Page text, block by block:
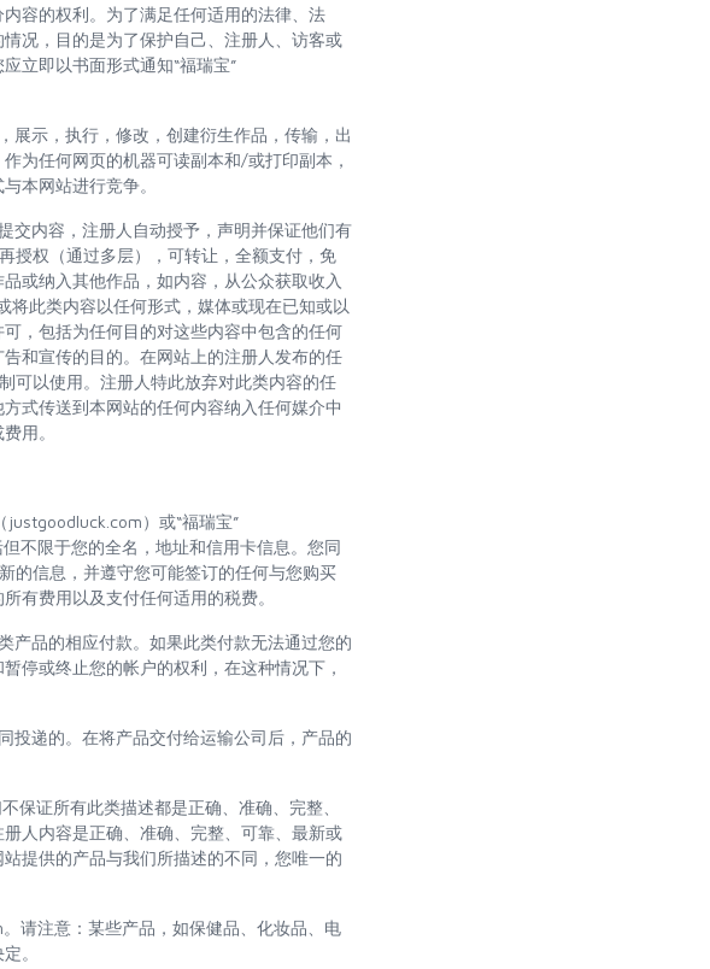
容的权利。为了满足任何适用的法律、法
况，目的是为了保护自己、注册人、访客或
立即以书面形式通知“福瑞宝”
展示，执行，修改，创建衍生作品，传输，出
为任何网页的机器可读副本和/或打印副本，
本网站进行竞争。
交内容，注册人自动授予，声明并保证他们有
授权（通过多层），可转让，全额支付，免
或纳入其他作品，如内容，从公众获取收入
此类内容以任何形式，媒体或现在已知或以
，包括为任何目的对这些内容中包含的任何
和宣传的目的。在网站上的注册人发布的任
可以使用。注册人特此放弃对此类内容的任
式传送到本网站的任何内容纳入任何媒介中
用。
justgoodluck.com）或“福瑞宝”
不限于您的全名，地址和信用卡信息。您同
的信息，并遵守您可能签订的任何与您购买
有费用以及支付任何适用的税费。
产品的相应付款。如果此类付款无法通过您的
停或终止您的帐户的权利，在这种情况下，
投递的。在将产品交付给运输公司后，产品的
保证所有此类描述都是正确、准确、完整、
人内容是正确、准确、完整、可靠、最新或
提供的产品与我们所描述的不同，您唯一的
。请注意：某些产品，如保健品、化妆品、电
。